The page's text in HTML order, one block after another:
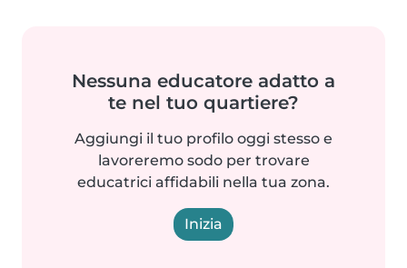
Nessuna educatore adatto a
te nel tuo quartiere?
Aggiungi il tuo profilo oggi stesso e
lavoreremo sodo per trovare
educatrici affidabili nella tua zona.
Inizia